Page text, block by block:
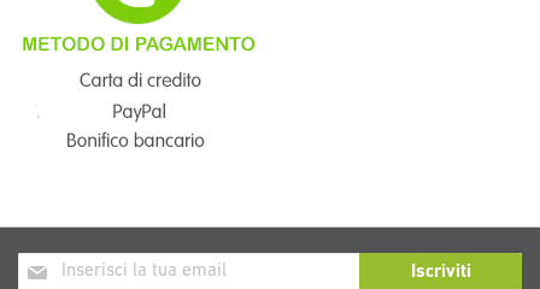
Iscriviti
Iscriviti